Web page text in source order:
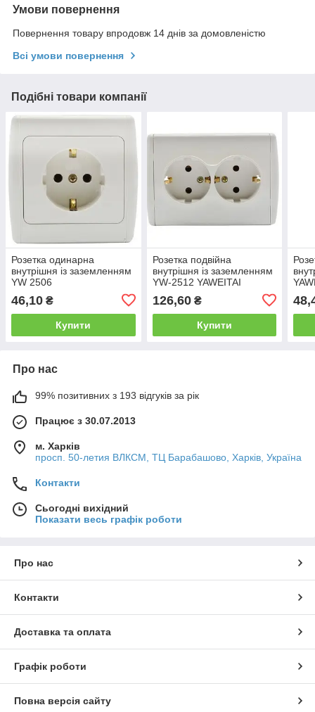
Умови повернення
Повернення товару впродовж 14 днів за домовленістю
Всі умови повернення
Подібні товари компанії
Розетка одинарна
внутрішня із заземленням
YW 2506
46,10 ₴
Купити
Розетка подвійна
внутрішня із заземленням
YW-2512 YAWEITAI
126,60₴
Купити
Про нас
99% позитивних з 193 відгуків за рік
Працює з 30.07.2013
м. Харків
просп. 50-летия ВЛКСМ, ТЦ Барабашово, Харків, Україна
Контакти
Сьогодні вихідний
Показати весь графік роботи
Про нас
Контакти
Доставка та оплата
Графік роботи
Повна версія сайту